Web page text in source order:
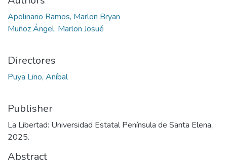
Apolinario Ramos, Marlon Bryan
Muñoz Ángel, Marlon Josué
Directores
Puya Lino, Aníbal
Publisher
La Libertad: Universidad Estatal Península de Santa Elena,
2025.
Abstract